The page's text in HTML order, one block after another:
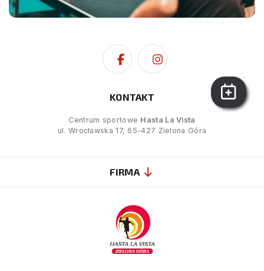
KONTAKT
Centrum sportowe Hasta La Vista
ul. Wrocławska 17, 65-427 Zielona Góra
FIRMA